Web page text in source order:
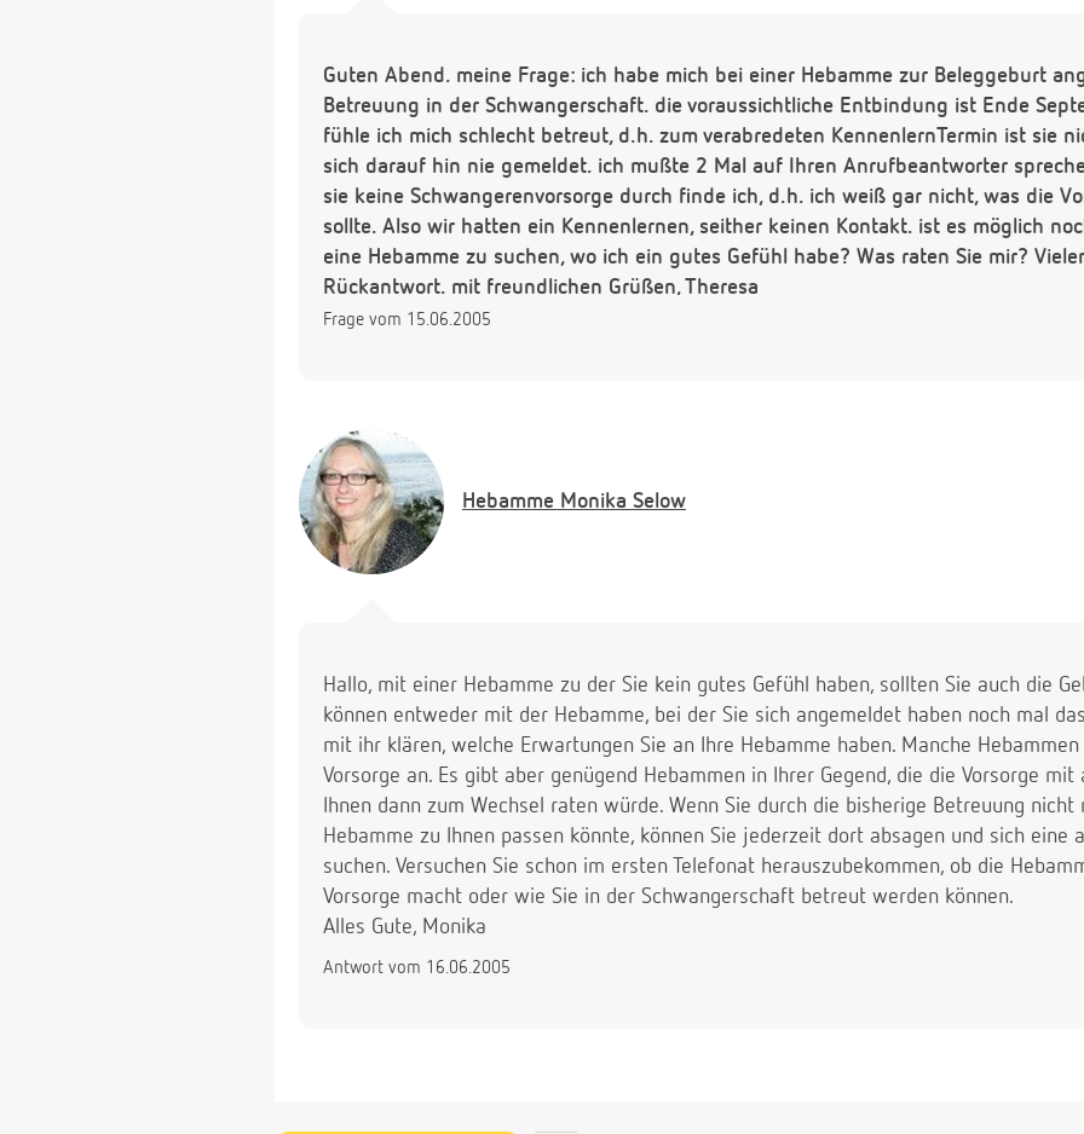
Guten Abend. meine Frage: ich habe mich bei einer Hebamme zur Beleggeburt
Betreuung in der Schwangerschaft. die voraussichtliche Entbindung ist Ende
fühle ich mich schlecht betreut, d.h. zum verabredeten KennenlernTermin ist sie
sich darauf hin nie gemeldet. ich mußte 2 Mal auf Ihren Anrufbeantworter
sie keine Schwangerenvorsorge durch finde ich, d.h. ich weiß gar nicht, was die
sollte. Also wir hatten ein Kennenlernen, seither keinen Kontakt. ist es möglich
eine Hebamme zu suchen, wo ich ein gutes Gefühl habe? Was raten Sie mir?
Rückantwort. mit freundlichen Grüßen, Theresa
Frage vom 15.06.2005
Hebamme Monika Selow
Hallo, mit einer Hebamme zu der Sie kein gutes Gefühl haben, sollten Sie auch die
können entweder mit der Hebamme, bei der Sie sich angemeldet haben noch mal
mit ihr klären, welche Erwartungen Sie an Ihre Hebamme haben. Manche
Vorsorge an. Es gibt aber genügend Hebammen in Ihrer Gegend, die die Vorsorge mit
Ihnen dann zum Wechsel raten würde. Wenn Sie durch die bisherige Betreuung nicht
Hebamme zu Ihnen passen könnte, können Sie jederzeit dort absagen und sich eine
suchen. Versuchen Sie schon im ersten Telefonat herauszubekommen, ob die
Vorsorge macht oder wie Sie in der Schwangerschaft betreut werden können.
Alles Gute, Monika
Antwort vom 16.06.2005